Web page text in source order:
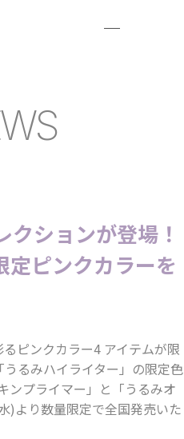
ションが登場！
定ピンクカラーを
ピンクカラー4 アイテムが限
るみハイライター」の限定色
ンプライマー」と「うるみオ
)より数量限定で全国発売いた